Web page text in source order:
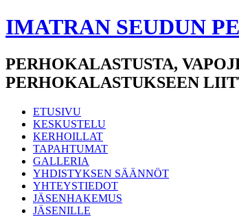
IMATRAN SEUDUN
PERHOKALASTUSTA,
PERHOKALASTUKSEEN
ETUSIVU
KESKUSTELU
KERHOILLAT
TAPAHTUMAT
GALLERIA
YHDISTYKSEN SÄÄNNÖT
YHTEYSTIEDOT
JÄSENHAKEMUS
JÄSENILLE